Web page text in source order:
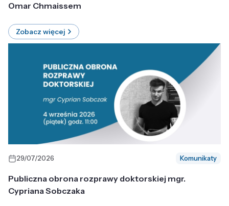
Omar Chmaissem
Zobacz więcej
29/07/2026 Komunikaty
Publiczna obrona rozprawy doktorskiej mgr.
Cypriana Sobczaka